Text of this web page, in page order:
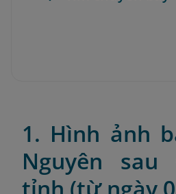
1. Hình ảnh
Nguyên sau